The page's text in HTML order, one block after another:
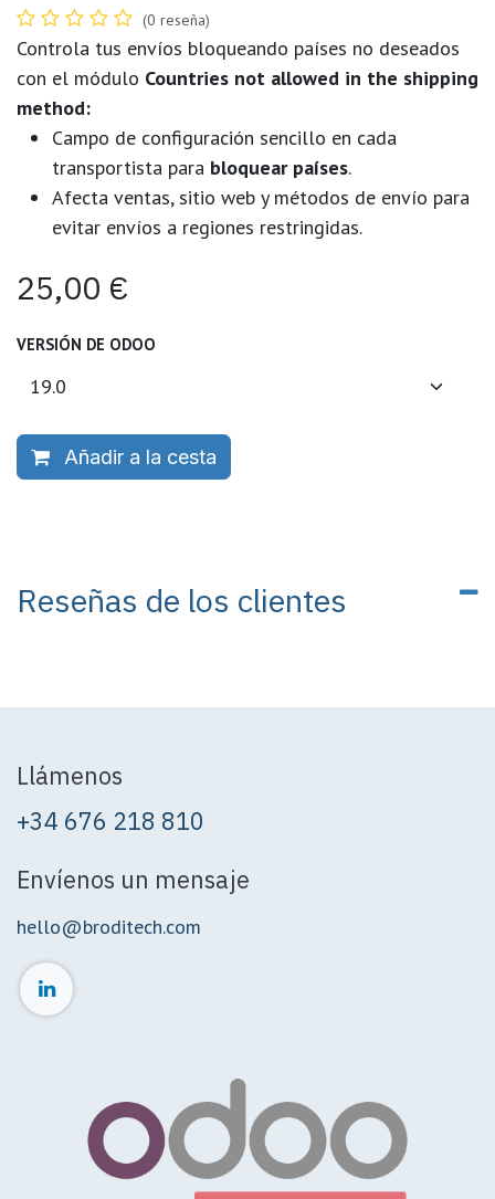
(0 reseña)
Controla tus envíos bloqueando países no deseados
con el módulo Countries not allowed in the shipping
method:
Campo de configuración sencillo en cada
transportista para bloquear países.
Afecta ventas, sitio web y métodos de envío para
evitar envíos a regiones restringidas.
25,00 €
VERSIÓN DE ODOO
Añadir a la cesta
Reseñas de los clientes
Llámenos
+34 676 218 810
Envíenos un mensaje
hello@broditech.com